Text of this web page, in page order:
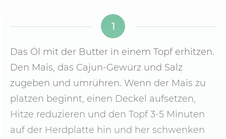
1
Das Öl mit der Butter in einem Topf erhitzen.
Den Mais, das Cajun-Gewürz und Salz
zugeben und umrühren. Wenn der Mais zu
platzen beginnt, einen Deckel aufsetzen,
Hitze reduzieren und den Topf 3-5 Minuten
auf der Herdplatte hin und her schwenken